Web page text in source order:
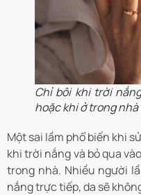
Chỉ bôi khi trời
hoặc khi ở trong nhà
Một sai lầm phổ biến khi
khi trời nắng và bỏ qua
trong nhà. Nhiều người
nắng trực tiếp, da sẽ